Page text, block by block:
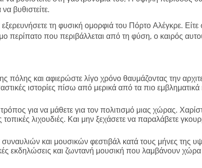
βυθιστείτε.
τη φυσική ομορφιά του Πόρτο Αλέγκρε. Είτε
που περιβάλλεται από τη φύση, ο καιρός
πόλης και αφιερώστε λίγο χρόνο θαυμάζοντας την
ιστορίες πίσω από μερικά από τα πιο εμβληματικά
για να μάθετε για τον πολιτισμό μιας χώρας.
λιχουδιές. Και μην ξεχάσετε να παραλάβετε
και μουσικών φεστιβάλ κατά τους μήνες της
εκδηλώσεις και ζωντανή μουσική που λαμβάνουν